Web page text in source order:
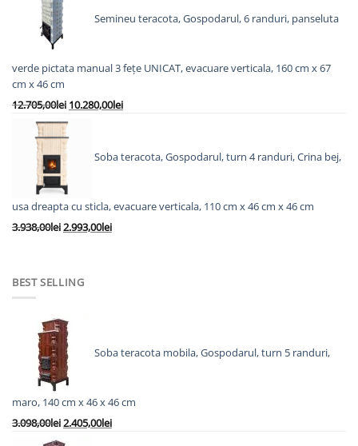
fost:
5.828,00lei.
4.778,00lei.
Semineu teracota, Gospodarul, 6 randuri, panseluta
verde pictata manual 3 fețe UNICAT, evacuare verticala, 160 cm x 67
cm x 46 cm
12.705,00lei Prețul
inițial
a
10.280,00leiPrețul
10.280,00lei.
Soba teracota, Gospodarul, turn 4 randuri, Crina bej,
usa dreapta cu sticla, evacuare verticala, 110 cm x 46 cm x 46 cm
3.938,00leiPrețul
3.938,00lei.
2.993,00leiPrețul
BEST SELLING
Soba teracota mobila, Gospodarul, turn 5 randuri,
maro, 140 cm x 46 x 46 cm
3.098,00leiPrețul
2.405,00leiPrețul